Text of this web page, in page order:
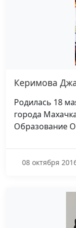
Керимова
Родилась 18
города
Образование
08 октября